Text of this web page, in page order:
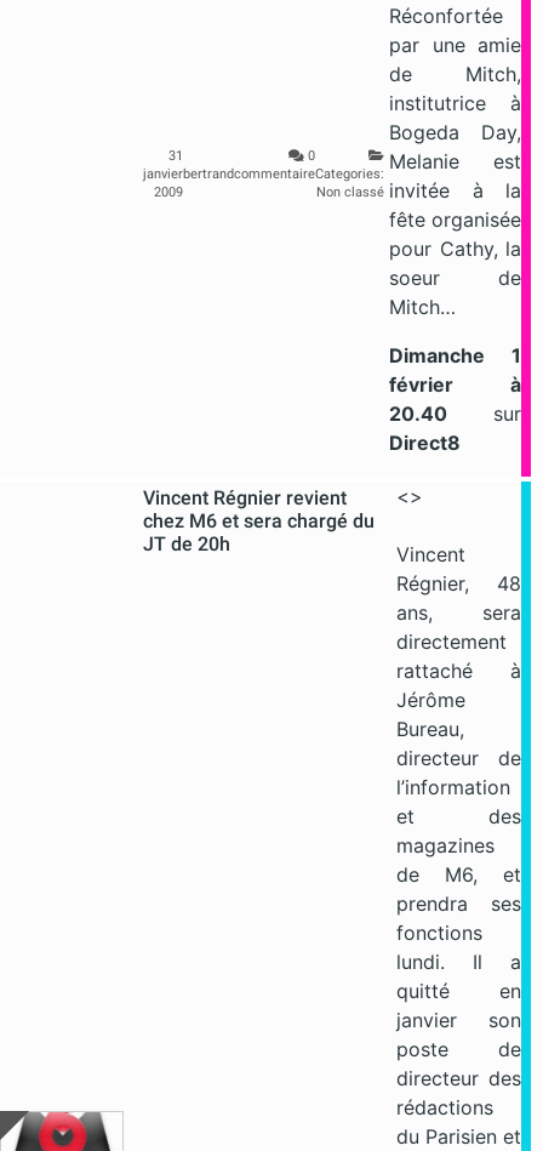
31
janvier
2009
bertrand
0
commentaireCategories:
Non classé
Réconfortée
par une amie
de Mitch,
institutrice à
Bogeda Day,
Melanie est
invitée à la
fête organisée
pour Cathy, la
soeur de
Mitch…
Dimanche 1
février à
20.40 sur
Direct8
Vincent Régnier revient
chez M6 et sera chargé du
JT de 20h
<>
Vincent
Régnier, 48
ans, sera
directement
rattaché à
Jérôme
Bureau,
directeur de
l’information
et des
magazines
de M6, et
prendra ses
fonctions
lundi. Il a
quitté en
janvier son
poste de
directeur des
rédactions
du Parisien et